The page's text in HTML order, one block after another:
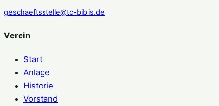
geschaeftsstelle@tc-biblis.de
Verein
Start
Anlage
Historie
Vorstand